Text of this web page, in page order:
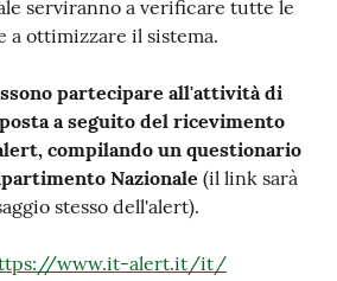
serviranno a verificare tutte le
ottimizzare il sistema.
partecipare all'attività di
a seguito del ricevimento
compilando un questionario
Nazionale (il link sarà
stesso dell'alert).
www.it-alert.it/it/